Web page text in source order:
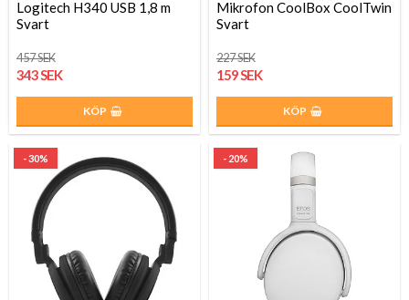
Logitech H340 USB 1,8 m
Svart
457 SEK
343 SEK
KÖP
Mikrofon CoolBox CoolTwin
Svart
227 SEK
159 SEK
KÖP
- 30% - 20%